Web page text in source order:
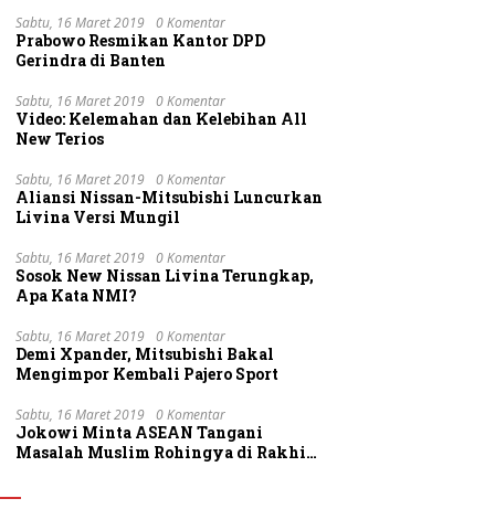
Sabtu, 16 Maret 2019 0 Komentar
Prabowo Resmikan Kantor DPD
Gerindra di Banten
Sabtu, 16 Maret 2019 0 Komentar
Video: Kelemahan dan Kelebihan All
New Terios
Sabtu, 16 Maret 2019 0 Komentar
Aliansi Nissan-Mitsubishi Luncurkan
Livina Versi Mungil
Sabtu, 16 Maret 2019 0 Komentar
Sosok New Nissan Livina Terungkap,
Apa Kata NMI?
Sabtu, 16 Maret 2019 0 Komentar
Demi Xpander, Mitsubishi Bakal
Mengimpor Kembali Pajero Sport
Sabtu, 16 Maret 2019 0 Komentar
Jokowi Minta ASEAN Tangani
Masalah Muslim Rohingya di Rakhine